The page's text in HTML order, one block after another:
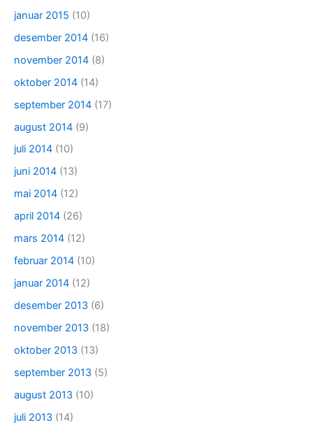
januar 2015 (10)
desember 2014 (16)
november 2014 (8)
oktober 2014 (14)
september 2014 (17)
august 2014 (9)
juli 2014 (10)
juni 2014 (13)
mai 2014 (12)
april 2014 (26)
mars 2014 (12)
februar 2014 (10)
januar 2014 (12)
desember 2013 (6)
november 2013 (18)
oktober 2013 (13)
september 2013 (5)
august 2013 (10)
juli 2013 (14)